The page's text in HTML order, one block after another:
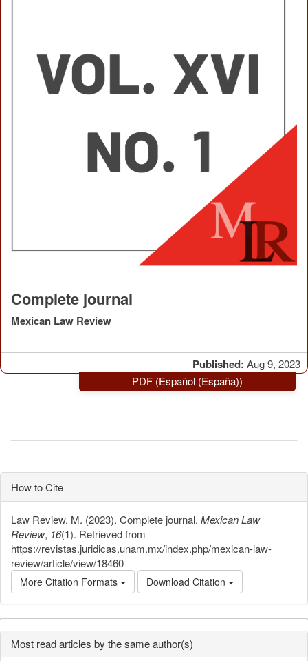
Published: Aug 9, 2023
Complete journal
Mexican Law Review
PDF (Español (España))
How to Cite
Law Review, M. (2023). Complete journal. Mexican Law
Review, 16(1). Retrieved from
https://revistas.juridicas.unam.mx/index.php/mexican-law-
review/article/view/18460
More Citation Formats Download Citation
Article
Most read articles by the same author(s)